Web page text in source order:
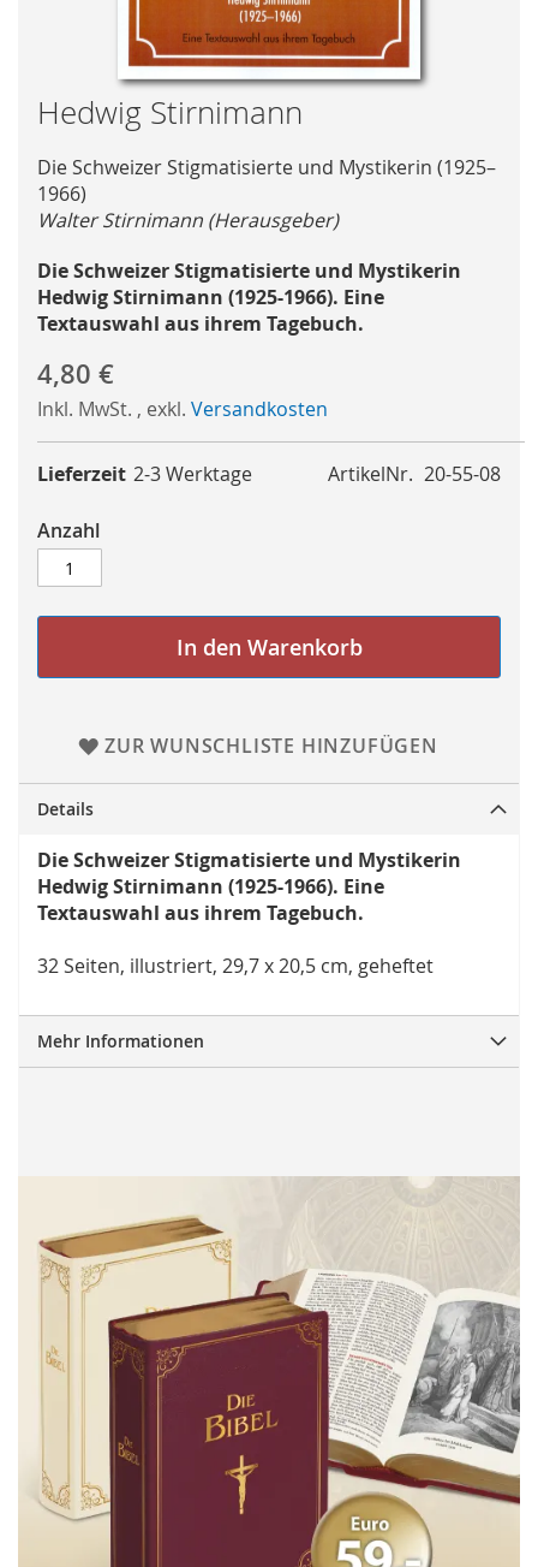
Skip
to
the
beginning
of
the
images
gallery
Hedwig Stirnimann
Die Schweizer Stigmatisierte und Mystikerin (1925–
1966)
Walter Stirnimann (Herausgeber)
Die Schweizer Stigmatisierte und Mystikerin
Hedwig Stirnimann (1925-1966). Eine
Textauswahl aus ihrem Tagebuch.
4,80 €
Inkl. MwSt. , exkl. Versandkosten
ArtikelNr. 20-55-08
Lieferzeit 2-3 Werktage
Anzahl
In den Warenkorb
ZUR WUNSCHLISTE HINZUFÜGEN
Details
Die Schweizer Stigmatisierte und Mystikerin
Hedwig Stirnimann (1925-1966). Eine
Textauswahl aus ihrem Tagebuch.
32 Seiten, illustriert, 29,7 x 20,5 cm, geheftet
Mehr Informationen